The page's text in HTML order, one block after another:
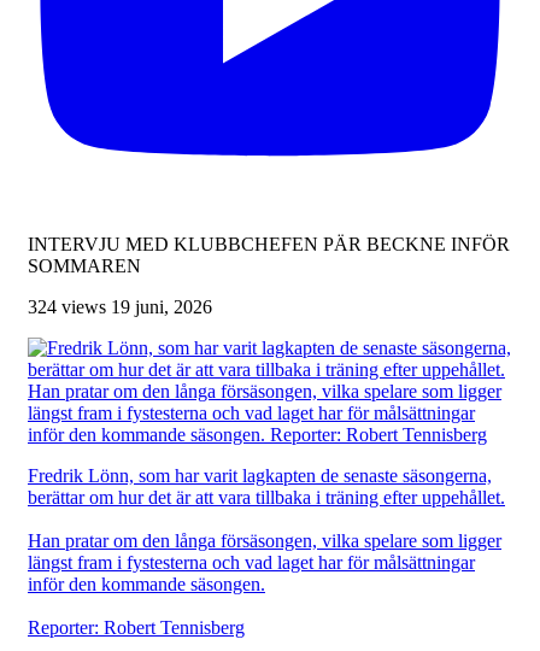
INTERVJU MED KLUBBCHEFEN PÄR BECKNE INFÖR
SOMMAREN
324 views 19 juni, 2026
Fredrik Lönn, som har varit lagkapten de senaste säsongerna,
berättar om hur det är att vara tillbaka i träning efter uppehållet.
Han pratar om den långa försäsongen, vilka spelare som ligger
längst fram i fystesterna och vad laget har för målsättningar
inför den kommande säsongen.
Reporter: Robert Tennisberg